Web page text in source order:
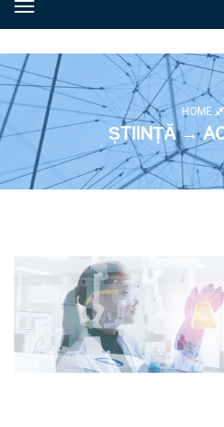
Toggle navigation
HOME
ȘTIINȚĂ →